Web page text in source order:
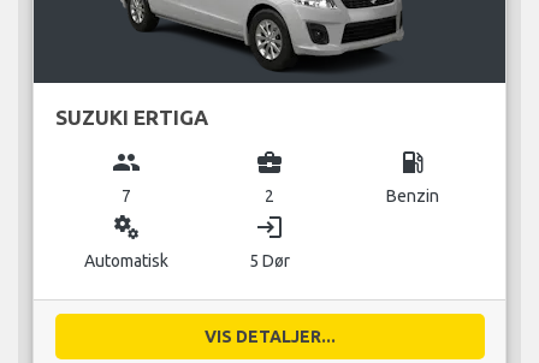
SUZUKI ERTIGA
group
7
business_center
2
local_gas_station
Benzin
miscellaneous_services
Automatisk
login
5 Dør
VIS DETALJER...